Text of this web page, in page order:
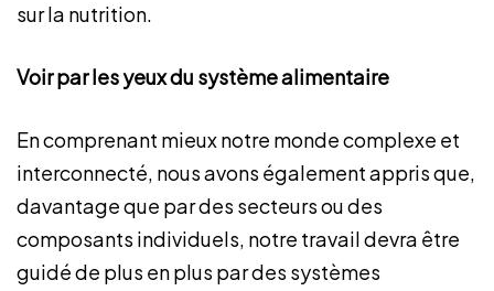
sur la nutrition.
Voir par les yeux du système alimentaire
En comprenant mieux notre monde complexe et
interconnecté, nous avons également appris que,
davantage que par des secteurs ou des
composants individuels, notre travail devra être
guidé de plus en plus par des systèmes